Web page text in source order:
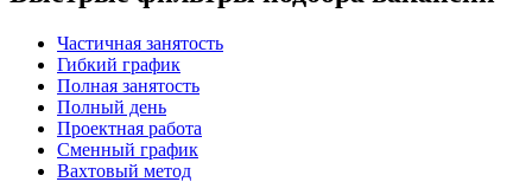
Частичная занятость
Гибкий график
Полная занятость
Полный день
Проектная работа
Сменный график
Вахтовый метод